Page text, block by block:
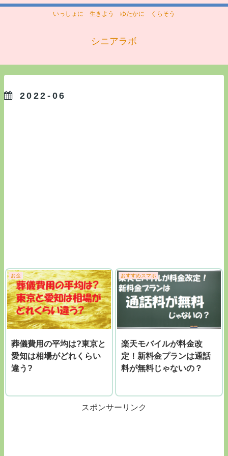
いっしょに 生きよう ゆたかに くらそう
シニアラボ
2022-06
お金
葬儀費用の平均は?東京と
愛知は相場がどれくらい
違う?
おすすめスマホ
楽天モバイルが料金改
定！新料金プランは通話
料が無料じゃないの？
スポンサーリンク